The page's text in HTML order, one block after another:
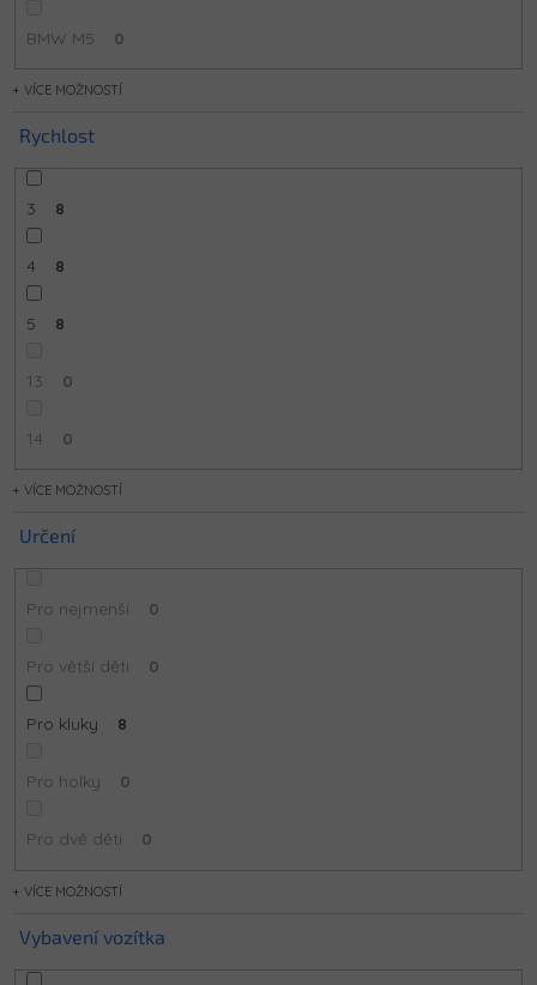
BMW M5 0
MOŽNOSTÍ
Rychlost
3 8
4 8
5 8
13 0
14 0
MOŽNOSTÍ
Určení
Pro nejmenší 0
Pro větší děti 0
Pro kluky 8
Pro holky 0
Pro dvě děti 0
MOŽNOSTÍ
Vybavení vozítka